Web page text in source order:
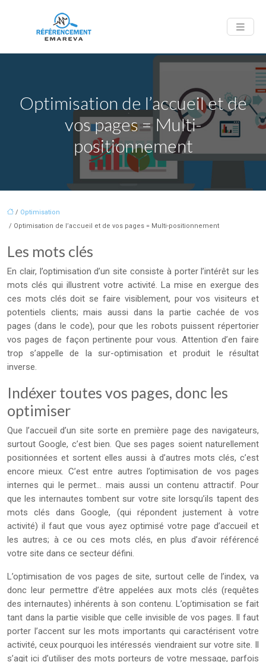
Optimisation de l’accueil et de
vos pages = Multi-
positionnement
/ Optimisation
/ Optimisation de l’accueil et de vos pages = Multi-positionnement
Les mots clés
En clair, l’optimisation d’un site consiste à porter l’intérêt sur les
mots clés qui illustrent votre activité. La mise en exergue des
ces mots clés doit se faire visiblement, pour vos visiteurs et
potentiels clients; mais aussi dans la partie cachée de vos
pages (dans le code), pour que les robots puissent répertorier
vos pages de façon pertinente pour vous. Attention d’en faire
trop s’appelle de la sur-optimisation et produit le résultat
inverse.
Indéxer toutes vos pages, donc les
optimiser
Que l’accueil d’un site sorte en première page des navigateurs,
surtout Google, c’est bien. Que ses pages soient naturellement
positionnées et sortent elles aussi à d’autres mots clés, c’est
encore mieux. C’est entre autres l’optimisation de vos pages
internes qui le permet… mais aussi un contenu attractif. Pour
que les internautes tombent sur votre site lorsqu’ils tapent des
mots clés dans Google, (qui répondent justement à votre
activité) il faut que vous ayez optimisé votre page d’accueil et
les autres; à ce ou ces mots clés, en plus d’avoir référencé
votre site dans ce secteur défini.
L’optimisation de vos pages de site, surtout celle de l’index, va
donc leur permettre d’être appelées aux mots clés (requêtes
des internautes) inhérents à son contenu. L’optimisation se fait
tant dans la partie visible que celle invisible de vos pages. Il faut
porter l’accent sur les mots importants qui caractérisent votre
activité, ceux pourquoi les intéressés viendraient sur votre site. Il
s’agit ici d’utiliser des mots porteurs de votre message, parfois